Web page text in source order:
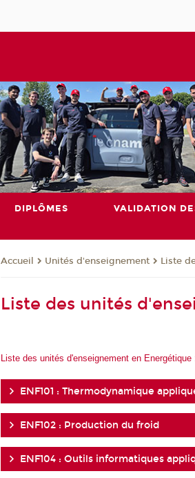
DIPLÔMES VALIDATION
Accueil Unités d'enseignement Liste
Liste des unités
Liste des unités d'enseignement en Energétique
ENF101 : Thermodynamique
ENF102 : Production du froid
ENF104 : Outils informatiques